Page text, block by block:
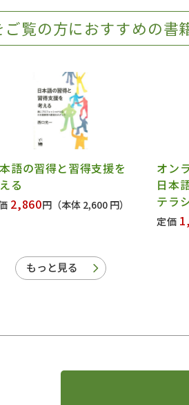
ご覧の方におすすめの書
語の習得と習得支援を
る
2,860円 （本体 2,600 円）
オン
日本
テラ
定価
もっと見る